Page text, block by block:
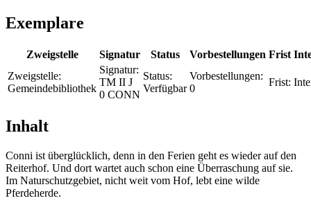
Exemplare
Zweigstelle Signatur Status Vorbestellungen Frist
Zweigstelle:
Gemeindebibliothek
Signatur:
TM II J
0 CONN
Status:
Verfügbar
Vorbestellungen:
0
Frist:
Inhalt
Conni ist überglücklich, denn in den Ferien geht es wieder auf den
Reiterhof. Und dort wartet auch schon eine Überraschung auf sie.
Im Naturschutzgebiet, nicht weit vom Hof, lebt eine wilde
Pferdeherde.